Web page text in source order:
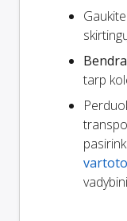
Gaukite
tarp